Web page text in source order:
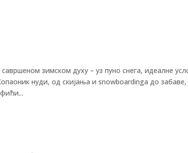
зимском духу – уз пуно снега, идеалне
нуди, од скијања и snowboardinga до